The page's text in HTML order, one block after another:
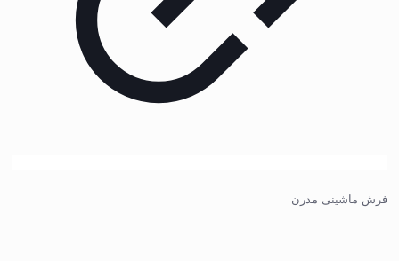
فرش ماشینی مدرن